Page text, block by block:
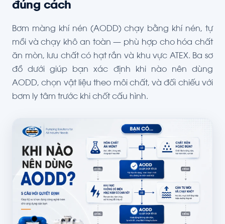
đúng cách
Bơm màng khí nén (AODD) chạy bằng khí nén, tự
mồi và chạy khô an toàn — phù hợp cho hóa chất
ăn mòn, lưu chất có hạt rắn và khu vực ATEX. Ba sơ
đồ dưới giúp bạn xác định khi nào nên dùng
AODD, chọn vật liệu theo môi chất, và đối chiếu với
bơm ly tâm trước khi chốt cấu hình.